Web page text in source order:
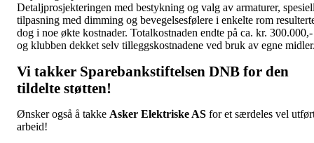
Detaljprosjekteringen med bestykning og valg av armaturer,
tilpasning med dimming og bevegelsesfølere i enkelte rom
dog i noe økte kostnader. Totalkostnaden endte på ca. kr. 300.000,-
og klubben dekket selv tilleggskostnadene ved bruk av egne
Vi takker Sparebankstiftelsen DNB for den
tildelte støtten!
Ønsker også å takke Asker Elektriske AS for et særdeles vel
arbeid!